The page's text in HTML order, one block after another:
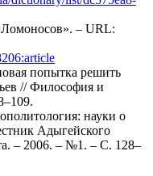
– URL:
попытка решить
// Философия и
науки о
Адыгейского
– 2006. – №1. – С. 128–